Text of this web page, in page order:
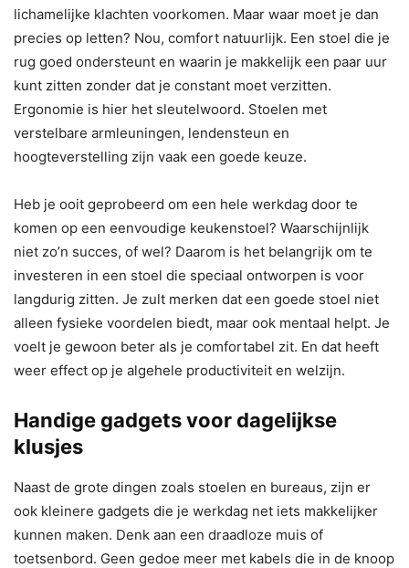
lichamelijke klachten voorkomen. Maar waar moet je dan
precies op letten? Nou, comfort natuurlijk. Een stoel die je
rug goed ondersteunt en waarin je makkelijk een paar uur
kunt zitten zonder dat je constant moet verzitten.
Ergonomie is hier het sleutelwoord. Stoelen met
verstelbare armleuningen, lendensteun en
hoogteverstelling zijn vaak een goede keuze.
Heb je ooit geprobeerd om een hele werkdag door te
komen op een eenvoudige keukenstoel? Waarschijnlijk
niet zo’n succes, of wel? Daarom is het belangrijk om te
investeren in een stoel die speciaal ontworpen is voor
langdurig zitten. Je zult merken dat een goede stoel niet
alleen fysieke voordelen biedt, maar ook mentaal helpt. Je
voelt je gewoon beter als je comfortabel zit. En dat heeft
weer effect op je algehele productiviteit en welzijn.
Handige gadgets voor dagelijkse
klusjes
Naast de grote dingen zoals stoelen en bureaus, zijn er
ook kleinere gadgets die je werkdag net iets makkelijker
kunnen maken. Denk aan een draadloze muis of
toetsenbord. Geen gedoe meer met kabels die in de knoop